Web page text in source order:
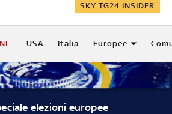
SKY TG24 INSIDER
USA Italia Europee
elezioni europee